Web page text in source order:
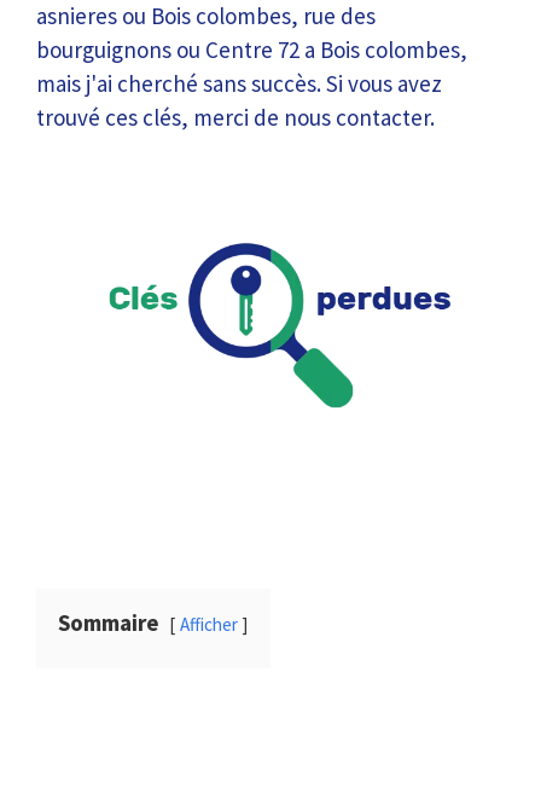
asnieres ou Bois colombes, rue des
bourguignons ou Centre 72 a Bois colombes,
mais j'ai cherché sans succès. Si vous avez
trouvé ces clés, merci de nous contacter.
Sommaire Afficher